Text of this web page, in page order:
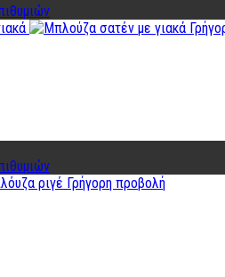
Γρήγορη προβολή